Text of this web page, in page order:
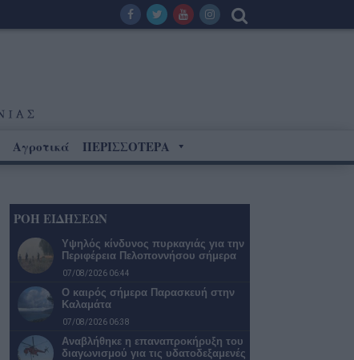
Αγροτικά ΠΕΡΙΣΣΟΤΕΡΑ
ΡΟΗ ΕΙΔΗΣΕΩΝ
Υψηλός κίνδυνος πυρκαγιάς για την
Περιφέρεια Πελοποννήσου σήμερα
07/08/2026 06:44
Ο καιρός σήμερα Παρασκευή στην
Καλαμάτα
07/08/2026 06:38
Αναβλήθηκε η επαναπροκήρυξη του
διαγωνισμού για τις υδατοδεξαμενές